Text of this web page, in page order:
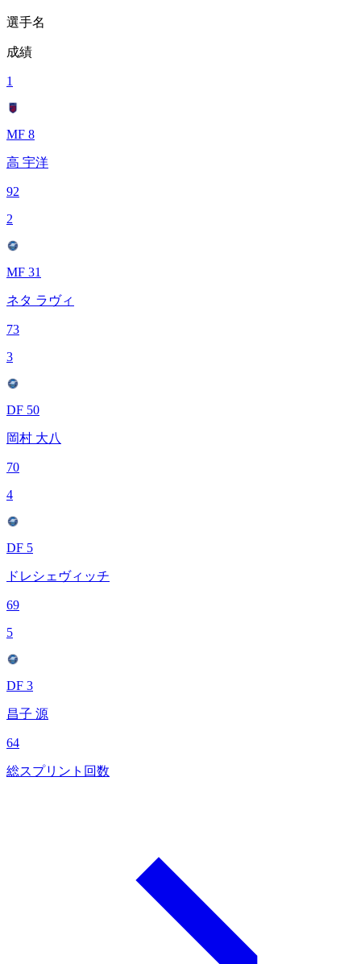
選手名
成績
1
MF 8
高 宇洋
92
2
MF 31
ネタ ラヴィ
73
3
DF 50
岡村 大八
70
4
DF 5
ドレシェヴィッチ
69
5
DF 3
昌子 源
64
総スプリント回数